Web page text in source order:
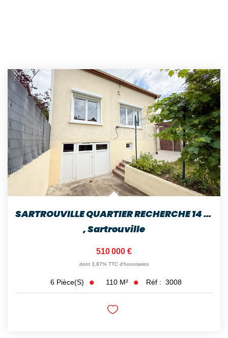
SARTROUVILLE QUARTIER RECHERCHE 14 MIN GARE MAISON DE 6...
,Sartrouville
510 000 €
dont 3,87% TTC d'honoraires
6 Pièce(s) 110 M² Réf : 3008